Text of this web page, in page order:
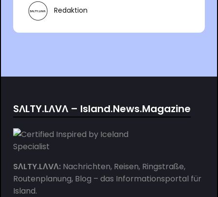
Redaktion
SΛLTY.LΛVΛ – Island.News.Magazine
SΛLTY.LΛVΛ:Nachrichten, Reisen, Ringstraße,
Routenplanung, Blog – das Informationsportal für
Island.